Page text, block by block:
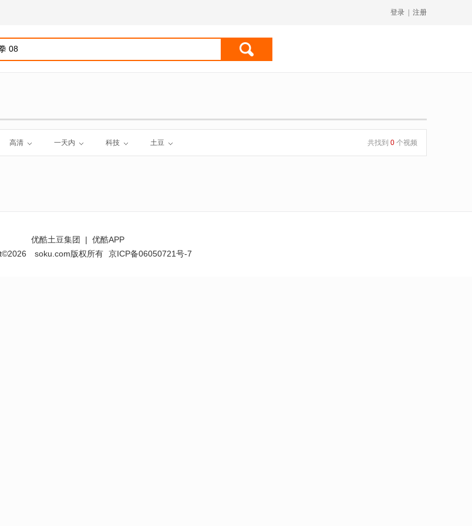
登录 注册
高清 一天内 科技 土豆 共找到 0 个视频
优酷土豆集团 | 优酷APP
soku.com版权所有 京ICP备06050721号-7